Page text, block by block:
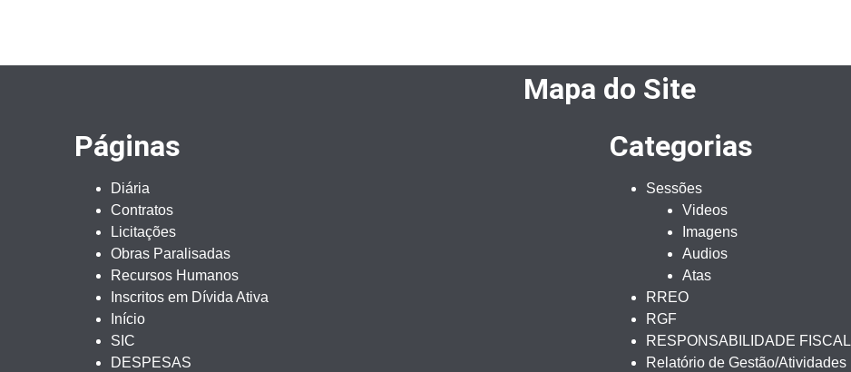
Mapa do Site
Páginas
Diária
Contratos
Licitações
Obras Paralisadas
Recursos Humanos
Inscritos em Dívida Ativa
Início
SIC
DESPESAS
Categorias
Sessões
Videos
Imagens
Audios
Atas
RREO
RGF
RESPONSABILIDADE FISCAL
Relatório de Gestão/Atividades